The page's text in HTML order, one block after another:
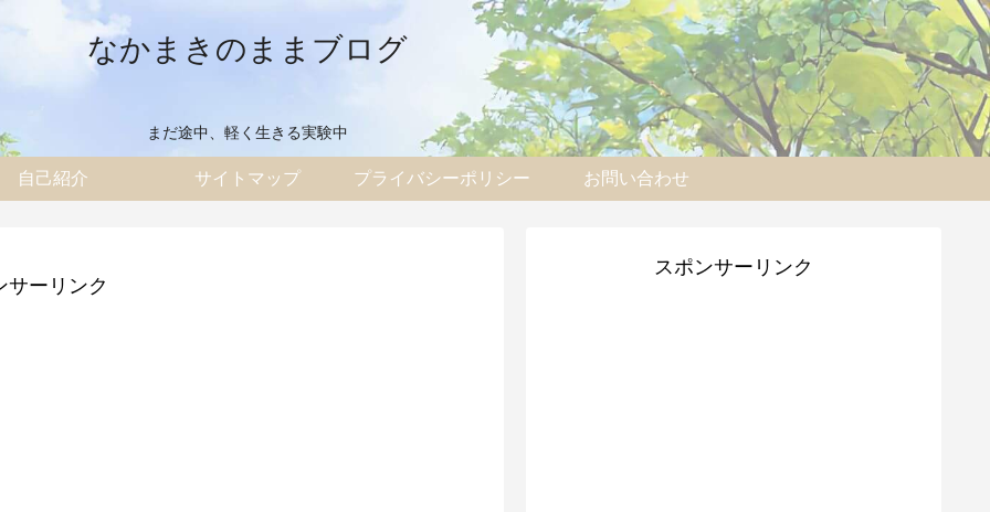
なかまきのままブログ
まだ途中、軽く生きる実験中
自己紹介 サイトマップ プライバシーポリシー お問い合わせ
サーリンク
スポンサーリンク